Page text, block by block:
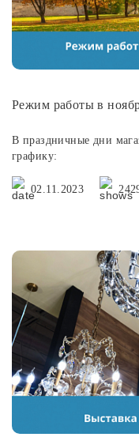
Режим работы в
В праздничные дни
графику:
02.11.2023